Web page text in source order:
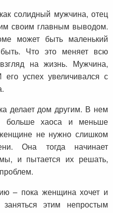
солидный мужчина, отец
своим главным выводом.
может быть маленький
Что это меняет всю
на жизнь. Мужчина,
успех увеличивался с
делает дом другим. В нем
больше хаоса и меньше
не нужно слишком
Она тогда начинает
и пытается их решать,
– пока женщина хочет и
этим непростым